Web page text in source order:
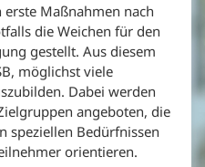
Maßnahmen nach
die Weichen für den
gestellt. Aus diesem
möglichst viele
Dabei werden
angeboten, die
speziellen Bedürfnissen
orientieren.